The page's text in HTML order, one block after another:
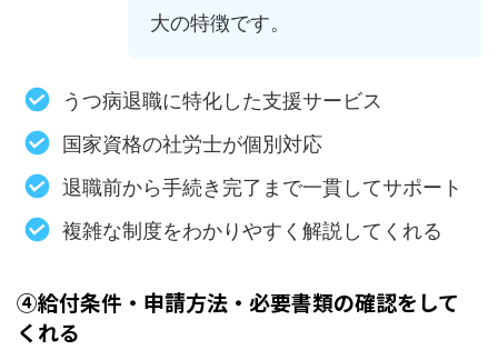
大の特徴です。
うつ病退職に特化した支援サービス
国家資格の社労士が個別対応
退職前から手続き完了まで一貫してサポート
複雑な制度をわかりやすく解説してくれる
④給付条件・申請方法・必要書類の確認をして
くれる